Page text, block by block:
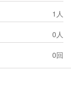
1人
0人
0回